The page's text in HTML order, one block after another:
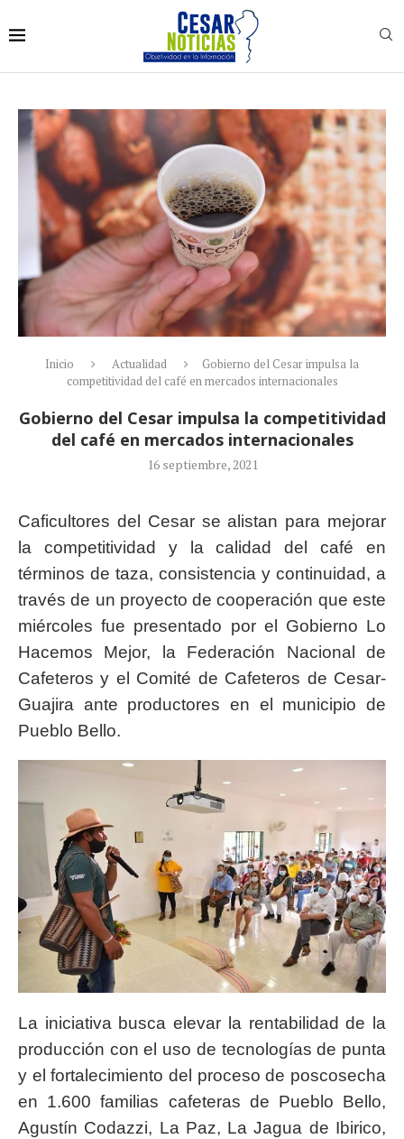
Inicio Actualidad
Gobierno del Cesar impulsa la
competitividad del café en mercados internacionales
Gobierno del Cesar impulsa la competitividad
del café en mercados internacionales
16 septiembre, 2021
Caficultores del Cesar se alistan para mejorar
la competitividad y la calidad del café en
términos de taza, consistencia y continuidad, a
través de un proyecto de cooperación que este
miércoles fue presentado por el Gobierno Lo
Hacemos Mejor, la Federación Nacional de
Cafeteros y el Comité de Cafeteros de Cesar-
Guajira ante productores en el municipio de
Pueblo Bello.
La iniciativa busca elevar la rentabilidad de la
producción con el uso de tecnologías de punta
y el fortalecimiento del proceso de poscosecha
en 1.600 familias cafeteras de Pueblo Bello,
Agustín Codazzi, La Paz, La Jagua de Ibirico,